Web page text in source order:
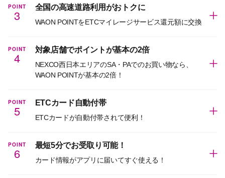
POINT
3
全国の高速道路利用がおトクに
WAON POINTをETCマイレージサービス還元額に交換
POINT
4
対象店舗でポイントが基本の2倍
NEXCO西日本エリアのSA・PAでのお買い物なら、
WAON POINTが基本の2倍！
POINT
5
ETCカード自動付帯
ETCカードが自動付帯されて便利！
POINT
6
最短5分でお受取り可能！
カード情報がアプリに届いてすぐ使える！